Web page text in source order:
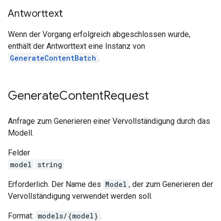
Antworttext
Wenn der Vorgang erfolgreich abgeschlossen wurde,
enthält der Antworttext eine Instanz von
GenerateContentBatch .
GenerateContentRequest
Anfrage zum Generieren einer Vervollständigung durch das
Modell.
Felder
model
string
Erforderlich. Der Name des Model , der zum Generieren der
Vervollständigung verwendet werden soll.
Format: models/{model} .